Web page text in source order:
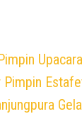
Pimpin